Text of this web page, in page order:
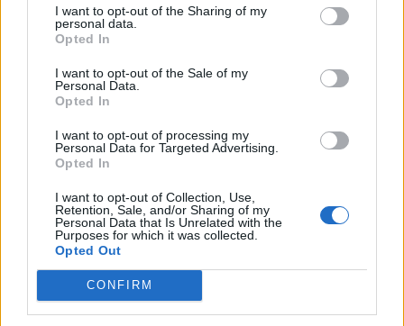
I want to opt-out of the Sharing of my
personal data.
Opted In
I want to opt-out of the Sale of my
Personal Data.
Opted In
I want to opt-out of processing my
Personal Data for Targeted Advertising.
Opted In
I want to opt-out of Collection, Use,
Retention, Sale, and/or Sharing of my
Personal Data that Is Unrelated with the
Purposes for which it was collected.
Opted Out
CONFIRM
To w końcowym rozrachunku dało im czwartą lokatę. W
sumie Kamiński oraz Jabłoński zgromadzili aż 4019
względem duet, Fahad "FHD" Yaseer i Hero, tychże
punktów zdobył 3381, czyli o ponad sześćset mniej! Nie
zdecydowanie najlepsi. Dzięki temu to oni zgarnęli
mistrzowski tytuł oraz główną nagrodę w postaci pół
Your#Gamers8feat. Fortnite 2023 champions!
Give it up to the Polish duo!
@KamiFN1
@japko21pic.twitter.com/rL9EsNfYo0